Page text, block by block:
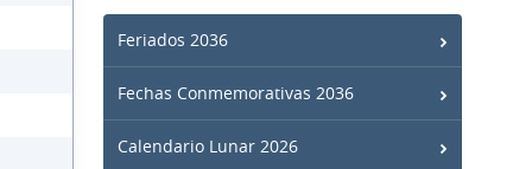
Feriados 2036
Fechas Conmemorativas 2036
Calendario Lunar 2026